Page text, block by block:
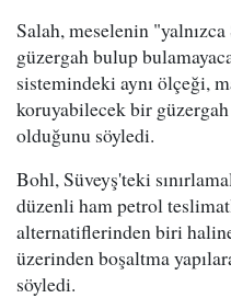
Salah, meselenin
güzergah bulup
sistemindeki aynı ölçeği,
koruyabilecek bir
olduğunu söyledi.
Bohl, Süveyş'teki
düzenli ham petrol
alternatiflerinden biri
üzerinden boşaltma
söyledi.